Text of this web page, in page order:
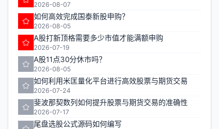
2026-08-07
如何高效完成国泰新股申购？
2026-08-05
A股打新顶格需要多少市值才能满额申购
2026-07-19
A股11点30分休市吗？
2026-08-05
如何利用米匡量化平台进行高效股票与期货交易
2026-07-24
斐波那契数列如何提升股票与期货交易的准确性
2026-07-17
尾盘选股公式源码如何编写